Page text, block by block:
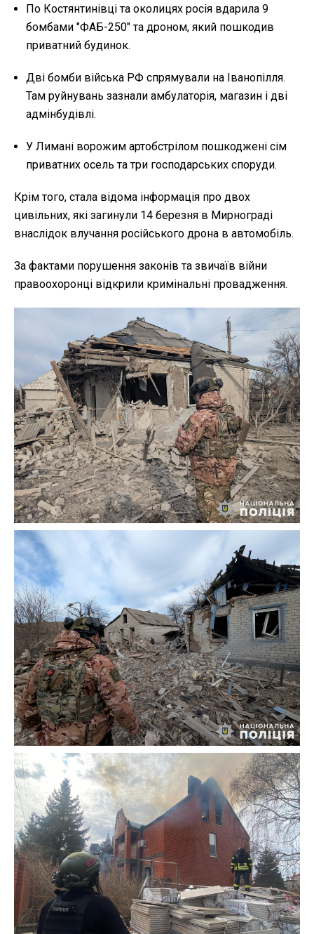
По Костянтинівці та околицях росія вдарила 9
бомбами "ФАБ-250" та дроном, який пошкодив
приватний будинок.
Дві бомби війська РФ спрямували на Іванопілля.
Там руйнувань зазнали амбулаторія, магазин і дві
адмінбудівлі.
У Лимані ворожим артобстрілом пошкоджені сім
приватних осель та три господарських споруди.
Крім того, стала відома інформація про двох
цивільних, які загинули 14 березня в Мирнограді
внаслідок влучання російського дрона в автомобіль.
За фактами порушення законів та звичаїв війни
правоохоронці відкрили кримінальні провадження.